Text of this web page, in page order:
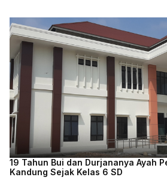
19 Tahun Bui dan Durjananya Ayah
Kandung Sejak Kelas 6 SD